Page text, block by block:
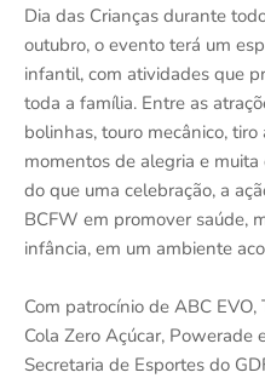
Dia das Crianças durante
outubro, o evento terá um
infantil, com atividades que
toda a família. Entre as
bolinhas, touro mecânico,
momentos de alegria e
do que uma celebração, a
BCFW em promover saúde,
infância, em um ambiente
Com patrocínio de ABC
Cola Zero Açúcar, Powerade
Secretaria de Esportes do